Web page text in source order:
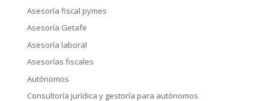
Asesoría fiscal pymes
Asesoría Getafe
Asesoría laboral
Asesorías fiscales
Autónomos
Consultoría jurídica y gestoría para autónomos